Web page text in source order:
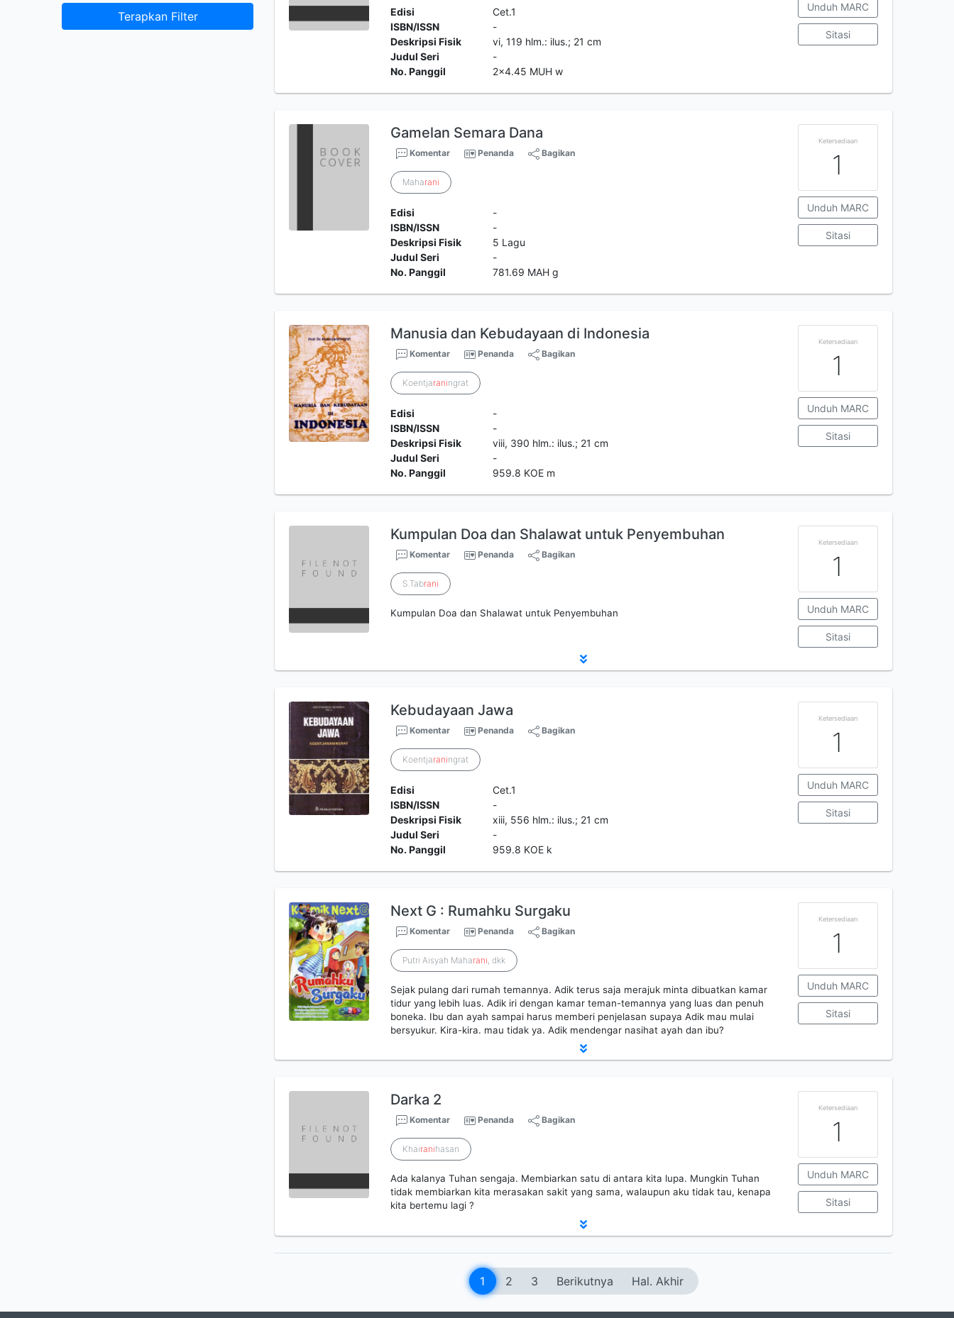
Terapkan Filter Edisi
Cet.1
ISBN/ISSN
-
Deskripsi Fisik
vi, 119 hlm.: ilus.; 21 cm
Judul Seri
-
No. Panggil
2x4.45 MUH w
Unduh MARC
Sitasi
Gamelan Semara Dana
Komentar Penanda Bagikan
Maharani
Edisi
-
ISBN/ISSN
-
Deskripsi Fisik
5 Lagu
Judul Seri
-
No. Panggil
781.69 MAH g
Ketersediaan
1
Unduh MARC
Sitasi
Manusia dan Kebudayaan di Indonesia
Komentar Penanda Bagikan
Koentjaraningrat
Edisi
-
ISBN/ISSN
-
Deskripsi Fisik
viii, 390 hlm.: ilus.; 21 cm
Judul Seri
-
No. Panggil
959.8 KOE m
Ketersediaan
1
Unduh MARC
Sitasi
Kumpulan Doa dan Shalawat untuk Penyembuhan
Komentar Penanda Bagikan
S.Tabrani
Kumpulan Doa dan Shalawat untuk Penyembuhan
Ketersediaan
1
Unduh MARC
Sitasi
Kebudayaan Jawa
Komentar Penanda Bagikan
Koentjaraningrat
Edisi
Cet.1
ISBN/ISSN
-
Deskripsi Fisik
xiii, 556 hlm.: ilus.; 21 cm
Judul Seri
-
No. Panggil
959.8 KOE k
Ketersediaan
1
Unduh MARC
Sitasi
Next G : Rumahku Surgaku
Komentar Penanda Bagikan
Putri Aisyah Maharani, dkk
Sejak pulang dari rumah temannya. Adik terus saja merajuk minta dibuatkan kamar
tidur yang lebih luas. Adik iri dengan kamar teman-temannya yang luas dan penuh
boneka. Ibu dan ayah sampai harus memberi penjelasan supaya Adik mau mulai
bersyukur. Kira-kira. mau tidak ya. Adik mendengar nasihat ayah dan ibu?
Ketersediaan
1
Unduh MARC
Sitasi
Darka 2
Komentar Penanda Bagikan
Khairanihasan
Ada kalanya Tuhan sengaja. Membiarkan satu di antara kita lupa. Mungkin Tuhan
tidak membiarkan kita merasakan sakit yang sama, walaupun aku tidak tau, kenapa
kita bertemu lagi ?
Ketersediaan
1
Unduh MARC
Sitasi
1 2 3 Berikutnya Hal. Akhir